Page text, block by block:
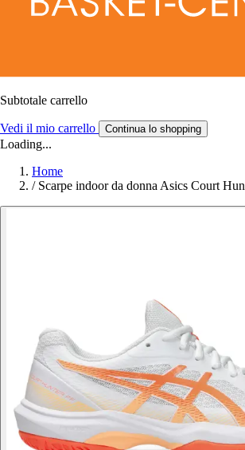
Subtotale carrello
Vedi il mio carrello Continua lo shopping
Loading...
Home
/ Scarpe indoor da donna Asics Court